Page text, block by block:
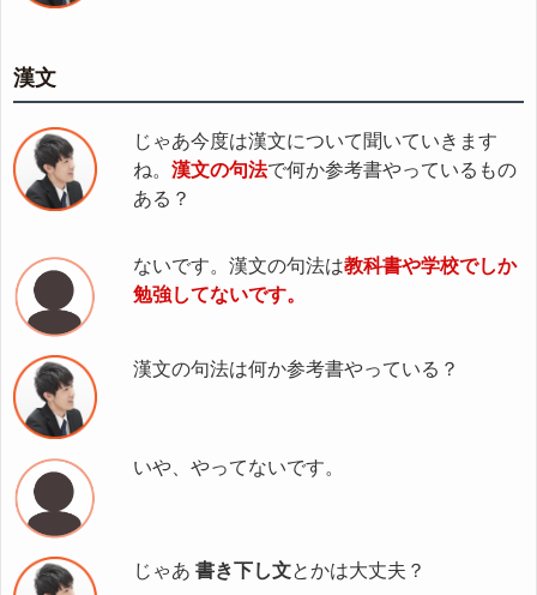
漢文
じゃあ今度は漢文について聞いていきます
ね。 漢文の句法で何か参考書やっているもの
ある？
ないです。漢文の句法は教科書や学校でしか
勉強してないです。
漢文の句法は何か参考書やっている？
いや、やってないです。
じゃあ 書き下し文とかは大丈夫？